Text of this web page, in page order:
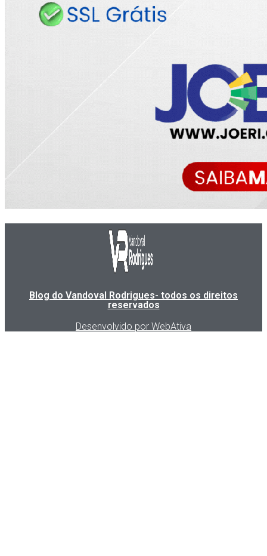
Blog do Vandoval Rodrigues- todos os direitos
reservados
Desenvolvido por WebAtiva